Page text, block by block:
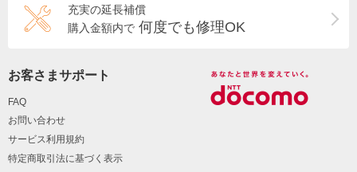
充実の延長補償
購入金額内で 何度でも修理OK
お客さまサポート
FAQ
お問い合わせ
サービス利用規約
特定商取引法に基づく表示